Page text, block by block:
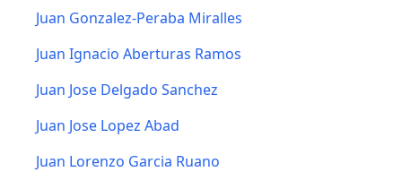
Juan Gonzalez-Peraba Miralles
Juan Ignacio Aberturas Ramos
Juan Jose Delgado Sanchez
Juan Jose Lopez Abad
Juan Lorenzo Garcia Ruano